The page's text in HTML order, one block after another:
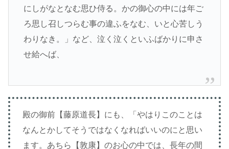
にしがなとなむ思ひ侍る。かの御心の中には年ご
ろ思し召しつらむ事の違ふをなむ、いと心苦しう
わりなき。」など、泣く泣くといふばかりに申さ
せ給へば、
殿の御前【藤原道長】にも、「やはりこのことは
なんとかしてそうではなくなればいいのにと思い
ます。あちら【敦康】のお心の中では、長年の間